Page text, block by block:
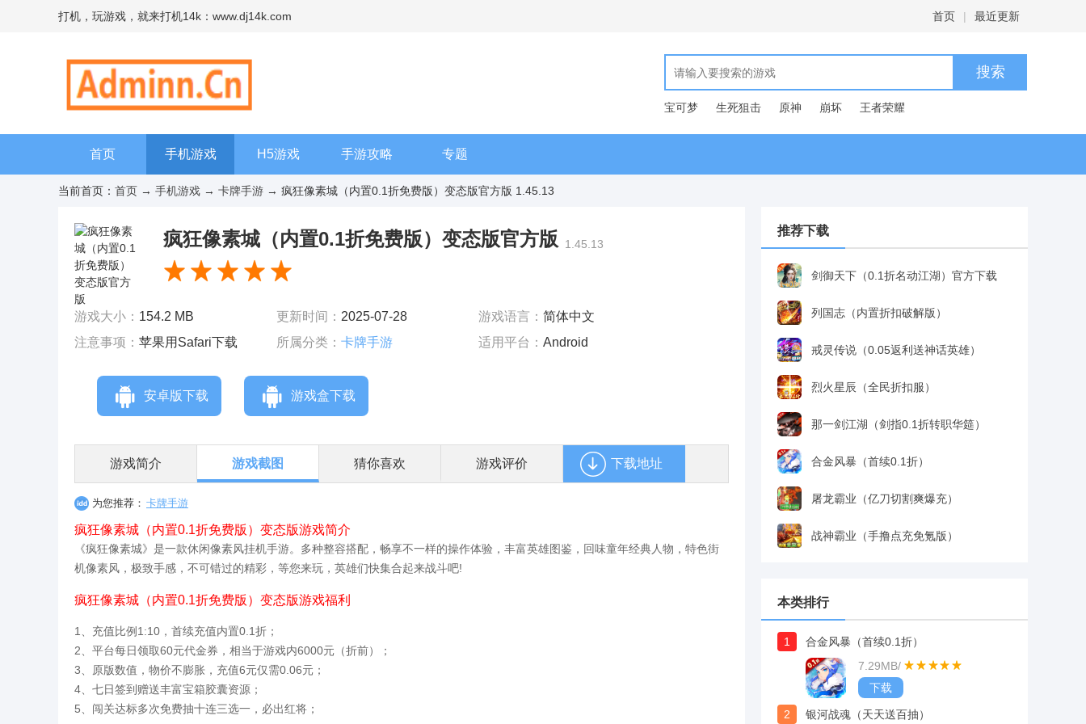
打机，玩游戏，就来打机14k：www.dj14k.com 首页 | 最近更新
宝可梦 生死狙击 原神 崩坏 王者荣耀
首页 手机游戏 H5游戏 手游攻略 专题
当前首页： 首页 → 手机游戏 → 卡牌手游 → 疯狂像素城（内置0.1折免费版）变态版官方版 1.45.13
疯狂像素城（内置0.1折免费版）变态版官方版 1.45.13
游戏大小： 154.2 MB 更新时间： 2025-07-28 游戏语言： 简体中文
注意事项： 苹果用Safari下载 所属分类： 卡牌手游 适用平台： Android
安卓版下载 游戏盒下载
游戏简介 游戏截图 猜你喜欢 游戏评价 下载地址
为您推荐： 卡牌手游
疯狂像素城（内置0.1折免费版）变态版游戏简介
《疯狂像素城》是一款休闲像素风挂机手游。多种整容搭配，畅享不一样的操作体验，丰富英雄图鉴，回味童年经典人物，特色街
机像素风，极致手感，不可错过的精彩，等您来玩，英雄们快集合起来战斗吧!
疯狂像素城（内置0.1折免费版）变态版游戏福利
1、充值比例1:10，首续充值内置0.1折；
2、平台每日领取60元代金券，相当于游戏内6000元（折前）；
3、原版数值，物价不膨胀，充值6元仅需0.06元；
4、七日签到赠送丰富宝箱胶囊资源；
5、闯关达标多次免费抽十连三选一，必出红将；
推荐下载
剑御天下（0.1折名动江湖）官方下载
列国志（内置折扣破解版）
戒灵传说（0.05返利送神话英雄）
烈火星辰（全民折扣服）
那一剑江湖（剑指0.1折转职华筵）
合金风暴（首续0.1折）
屠龙霸业（亿刀切割爽爆充）
战神霸业（手撸点充免氪版）
本类排行
1
合金风暴（首续0.1折）
7.29MB/
下载
2 银河战魂（天天送百抽）